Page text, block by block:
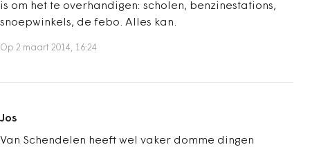
is om het te overhandigen: scholen, benzinestations,
snoepwinkels, de febo. Alles kan.
Op 2 maart 2014, 16:24
Jos
Van Schendelen heeft wel vaker domme dingen